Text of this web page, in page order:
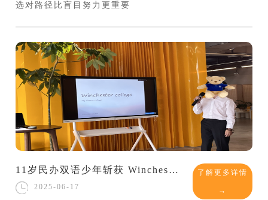
选对路径比盲目努力更重要
11岁民办双语少年斩获 Winchester 13+ Offer，“全程佛系”的他凭什么打动招生官？ 了解更多详情
→
2025-06-17